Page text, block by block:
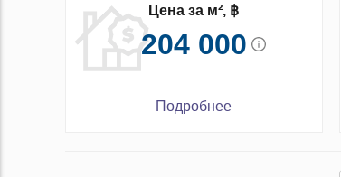
Цена за м², ฿
204 000
Подробнее